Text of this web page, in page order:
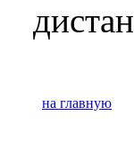
на главную